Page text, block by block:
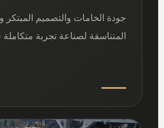
جودة الخامات والتصميم المبتكر
المتناسقة لصناعة تجربة